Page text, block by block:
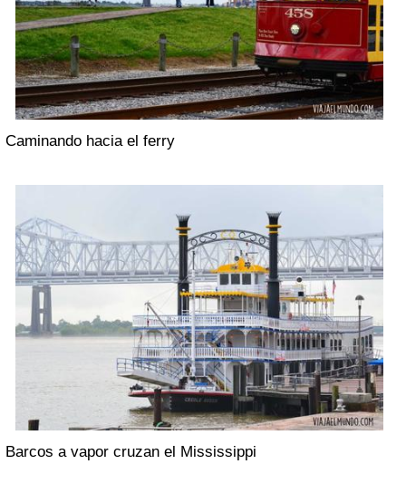
Caminando hacia el ferry
Barcos a vapor cruzan el Mississippi